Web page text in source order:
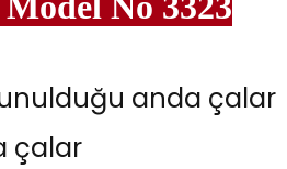
anda çalar
çalar